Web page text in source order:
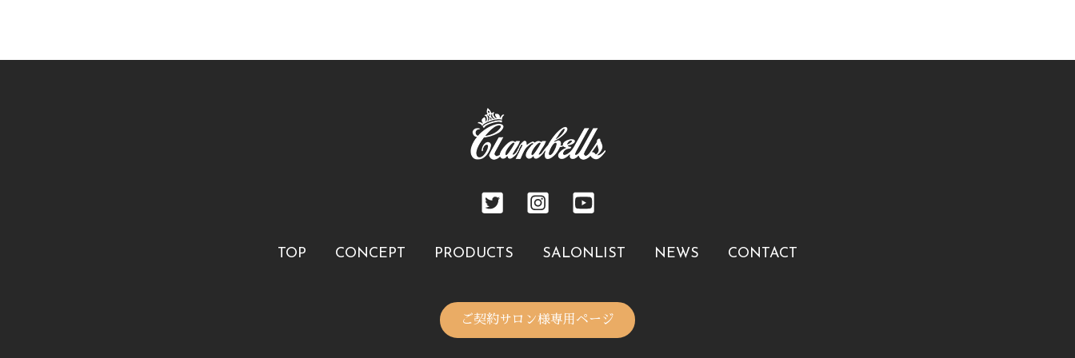
TOP CONCEPT PRODUCTS SALONLIST NEWS CONTACT
ご契約サロン様専用ページ